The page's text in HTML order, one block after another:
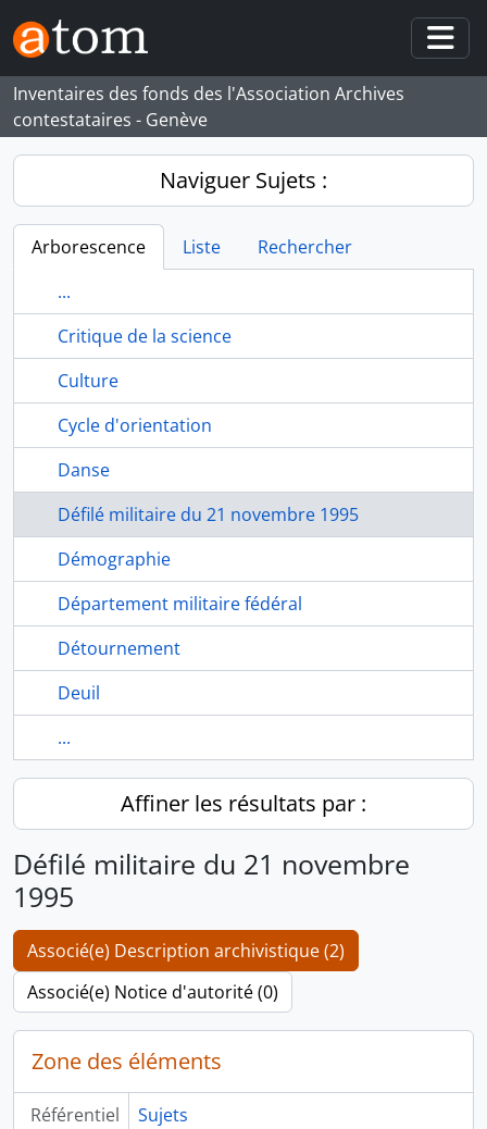
Skip to main content
Inventaires des fonds des l'Association Archives
contestataires - Genève
Naviguer Sujets :
Arborescence Liste
Rechercher
...
Critique de la science
Culture
Cycle d'orientation
Danse
Défilé militaire du 21 novembre 1995
Démographie
Département militaire fédéral
Détournement
Deuil
...
Affiner les résultats par :
Défilé militaire du 21 novembre
1995
Associé(e) Description archivistique (2)
Associé(e) Notice d'autorité (0)
Zone des éléments
Référentiel Sujets